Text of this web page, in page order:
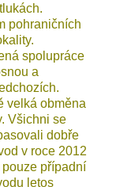
pohraničních
spolupráce
a
velká obměna
Všichni se
dobře
v roce 2012
případní
letos